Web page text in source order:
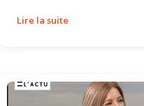
Lire la suite